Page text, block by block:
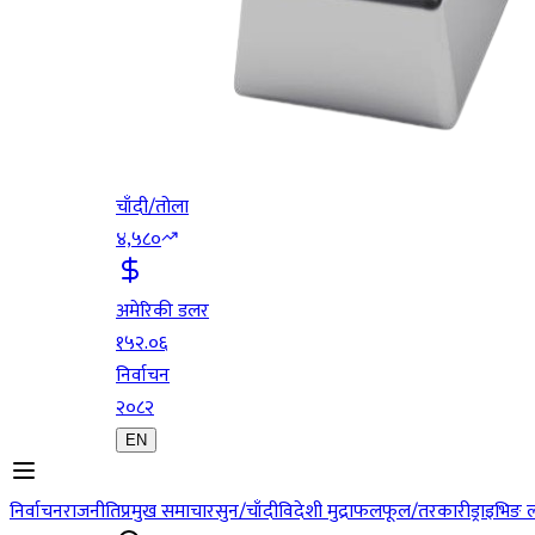
चाँदी/तोला
४,५८०
अमेरिकी डलर
१५२.०६
निर्वाचन
२०८२
EN
निर्वाचनराजनीतिप्रमुख समाचारसुन/चाँदीविदेशी मुद्राफलफूल/तरकारी